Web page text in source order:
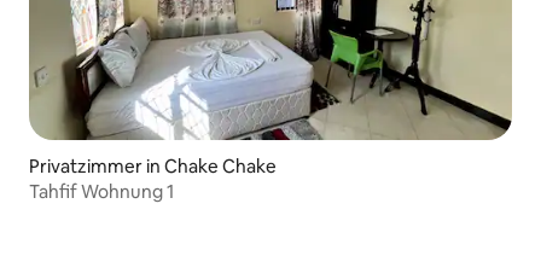
Privatzimmer in Chake Chake
Tahfif Wohnung 1